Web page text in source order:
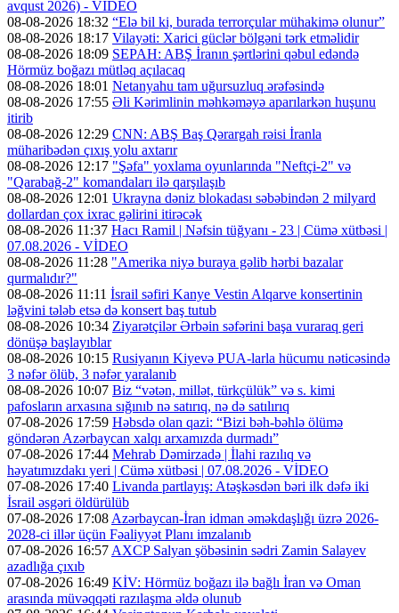
avqust 2026) - VİDEO
08-08-2026 18:32 “Elə bil ki, burada terrorçular mühakimə olunur”
08-08-2026 18:17 Vilayəti: Xarici güclər bölgəni tərk etməlidir
08-08-2026 18:09 SEPAH: ABŞ İranın şərtlərini qəbul edəndə
Hörmüz boğazı mütləq açılacaq
08-08-2026 18:01 Netanyahu tam uğursuzluq ərəfəsində
08-08-2026 17:55 Əli Kərimlinin məhkəməyə aparılarkən huşunu
itirib
08-08-2026 12:29 CNN: ABŞ Baş Qərargah rəisi İranla
müharibədən çıxış yolu axtarır
08-08-2026 12:17 "Şəfa" yoxlama oyunlarında "Neftçi-2" və
"Qarabağ-2" komandaları ilə qarşılaşıb
08-08-2026 12:01 Ukrayna dəniz blokadası səbəbindən 2 milyard
dollardan çox ixrac gəlirini itirəcək
08-08-2026 11:37 Hacı Ramil | Nəfsin tüğyanı - 23 | Cümə xütbəsi |
07.08.2026 - VİDEO
08-08-2026 11:28 "Amerika niyə buraya gəlib hərbi bazalar
qurmalıdır?"
08-08-2026 11:11 İsrail səfiri Kanye Vestin Alqarve konsertinin
ləğvini tələb etsə də konsert baş tutub
08-08-2026 10:34 Ziyarətçilər Ərbəin səfərini başa vuraraq geri
dönüşə başlayıblar
08-08-2026 10:15 Rusiyanın Kiyevə PUA-larla hücumu nəticəsində
3 nəfər ölüb, 3 nəfər yaralanıb
08-08-2026 10:07 Biz “vətən, millət, türkçülük” və s. kimi
pafosların arxasına sığınıb nə satırıq, nə də satılırıq
07-08-2026 17:59 Həbsdə olan qazi: “Bizi bəh-bəhlə ölümə
göndərən Azərbaycan xalqı arxamızda durmadı”
07-08-2026 17:44 Mehrab Dəmirzadə | İlahi razılıq və
həyatımızdakı yeri | Cümə xütbəsi | 07.08.2026 - VİDEO
07-08-2026 17:40 Livanda partlayış: Atəşkəsdən bəri ilk dəfə iki
İsrail əsgəri öldürülüb
07-08-2026 17:08 Azərbaycan-İran idman əməkdaşlığı üzrə 2026-
2028-ci illər üçün Fəaliyyət Planı imzalanıb
07-08-2026 16:57 AXCP Salyan şöbəsinin sədri Zamin Salayev
azadlığa çıxıb
07-08-2026 16:49 KİV: Hörmüz boğazı ilə bağlı İran və Oman
arasında müvəqqəti razılaşma əldə olunub